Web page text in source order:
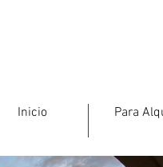
Inicio Para